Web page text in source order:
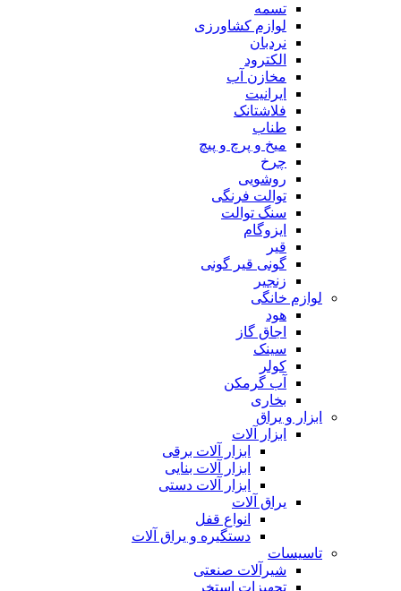
تسمه
لوازم کشاورزی
نردبان
الکترود
مخازن آب
ایرانیت
فلاشتانک
طناب
میخ و پرچ و پیچ
چرخ
روشویی
توالت فرنگی
سنگ توالت
ایزوگام
قیر
گونی قیر گونی
زنجیر
لوازم خانگی
هود
اجاق گاز
سینک
کولر
آب گرمکن
بخاری
ابزار و یراق
ابزار آلات
ابزار آلات برقی
ابزار آلات بنایی
ابزار آلات دستی
یراق آلات
انواع قفل
دستگیره و یراق آلات
تاسیسات
شیرآلات صنعتی
تجهیزات استخر